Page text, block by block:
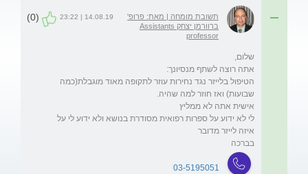
תשובת מומחה | מאת: פרופ'
ברוורמן יצחק Assistants
professor
14.08.19 | 23:22
(0)
הטיפול בלייזר נגד נחירות עוזר לתקופה מאוד מוגבלת(כמה
לי לא ידוע על ספרות רפואית מסודרת בנושא ולא ידוע לי על
בברכה
03-5195051